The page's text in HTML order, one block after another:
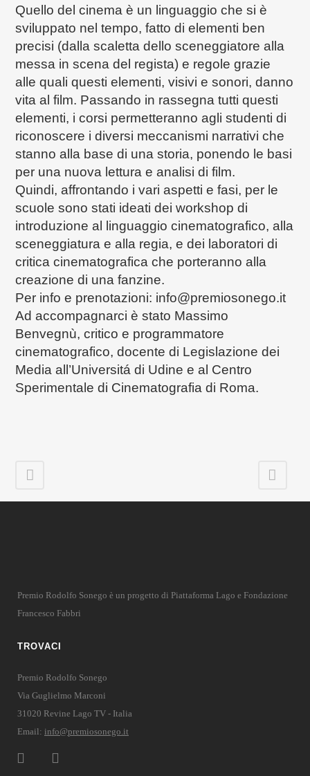
Quello del cinema è un linguaggio che si è
sviluppato nel tempo, fatto di elementi ben
precisi (dalla scaletta dello sceneggiatore alla
messa in scena del regista) e regole grazie
alle quali questi elementi, visivi e sonori, danno
vita al film. Passando in rassegna tutti questi
elementi, i corsi permetteranno agli studenti di
riconoscere i diversi meccanismi narrativi che
stanno alla base di una storia, ponendo le basi
per una nuova lettura e analisi di film.
Quindi, affrontando i vari aspetti e fasi, per le
scuole sono stati ideati dei workshop di
introduzione al linguaggio cinematografico, alla
sceneggiatura e alla regia, e dei laboratori di
critica cinematografica che porteranno alla
creazione di una fanzine.
Per info e prenotazioni: info@premiosonego.it
Ad accompagnarci è stato Massimo
Benvegnù, critico e programmatore
cinematografico, docente di Legislazione dei
Media all’Universitá di Udine e al Centro
Sperimentale di Cinematografia di Roma.
Premio Rodolfo Sonego è un progetto di Piattaforma Lago e Fondazione
Francesco Fabbri
TROVACI
Premio Rodolfo Sonego
Via Guglielmo Marconi
31020 Revine Lago TV - Italia
Email: info@premiosonego.it